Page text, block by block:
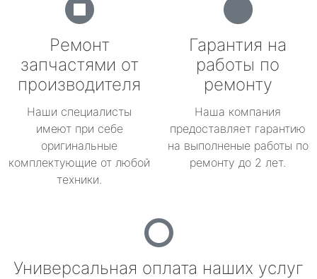
Ремонт
запчастями от
производителя
Наши специалисты
имеют при себе
оригинальные
комплектующие от любой
техники.
Гарантия на
работы по
ремонту
Наша компания
предоставляет гарантию
на выполненые работы по
ремонту до 2 лет.
Универсальная оплата наших услуг